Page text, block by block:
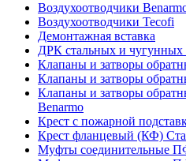
Воздухоотводчики
Воздухоотводчики Tecofi
Демонтажная вставка
ДРК стальных и чугунных
Клапаны и затворы
Клапаны и затворы
Клапаны и затворы
Benarmo
Крест с пожарной
Крест фланцевый (КФ)
Муфты соединительные